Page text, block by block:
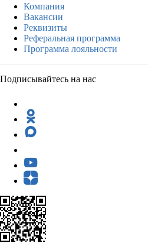
Компания
Вакансии
Реквизиты
Реферальная программа
Программа лояльности
Подписывайтесь на нас